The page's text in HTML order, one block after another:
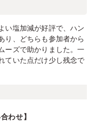
い塩加減が好評で、ハン
り、どちらも参加者から
ーズで助かりました。一
ていた点だけ少し残念で
わせ】